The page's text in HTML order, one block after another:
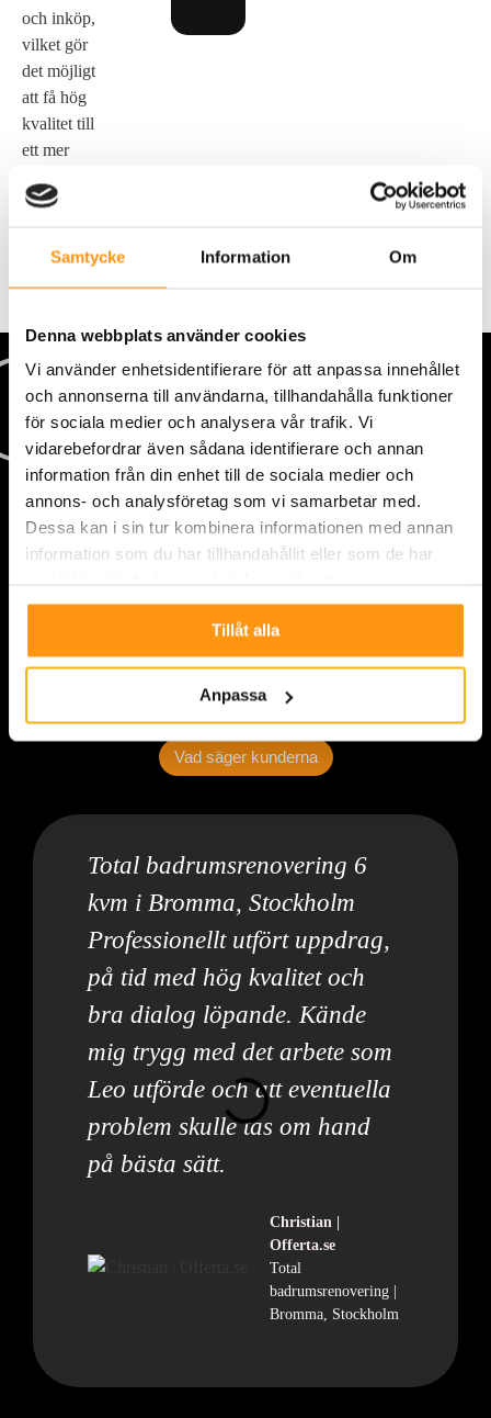
Samtycke Information Om
Denna webbplats använder cookies
Vi använder enhetsidentifierare för att anpassa innehållet
och annonserna till användarna, tillhandahålla funktioner
för sociala medier och analysera vår trafik. Vi
vidarebefordrar även sådana identifierare och annan
information från din enhet till de sociala medier och
annons- och analysföretag som vi samarbetar med.
Dessa kan i sin tur kombinera informationen med annan
information som du har tillhandahållit eller som de har
Tillåt alla
Anpassa
och inköp,
vilket gör
det möjligt
att få hög
kvalitet till
ett mer
pris.
Vad säger kunderna
Total badrumsrenovering 6
kvm i Bromma, Stockholm
Professionellt utfört uppdrag,
på tid med hög kvalitet och
bra dialog löpande. Kände
mig trygg med det arbete som
Leo utförde och att eventuella
problem skulle tas om hand
på bästa sätt.
Christian |
Offerta.se
Total
badrumsrenovering |
Bromma, Stockholm